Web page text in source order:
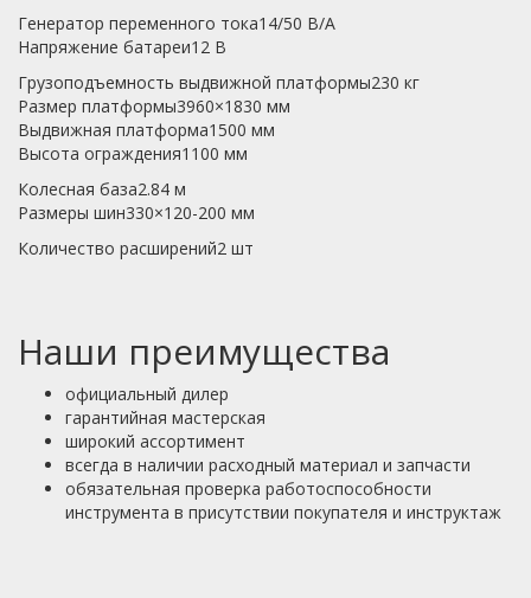
Генератор переменного тока14/50 В/А
Напряжение батареи12 B
Грузоподъемность выдвижной платформы230 кг
Размер платформы3960×1830 мм
Выдвижная платформа1500 мм
Высота ограждения1100 мм
Колесная база2.84 м
Размеры шин330×120-200 мм
Количество расширений2 шт
Наши преимущества
официальный дилер
гарантийная мастерская
широкий ассортимент
всегда в наличии расходный материал и запчасти
обязательная проверка работоспособности
инструмента в присутствии покупателя и инструктаж